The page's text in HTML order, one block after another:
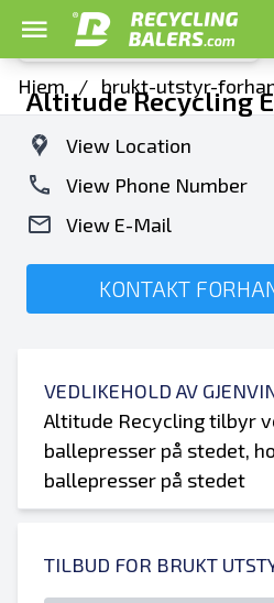
Hjem / brukt-utstyr-
Altitude Recycling
View Location
View Phone Number
View E-Mail
KONTAKT
VEDLIKEHOLD AV
Altitude Recycling tilbyr
ballepresser på stedet,
ballepresser på stedet
TILBUD FOR BRUKT